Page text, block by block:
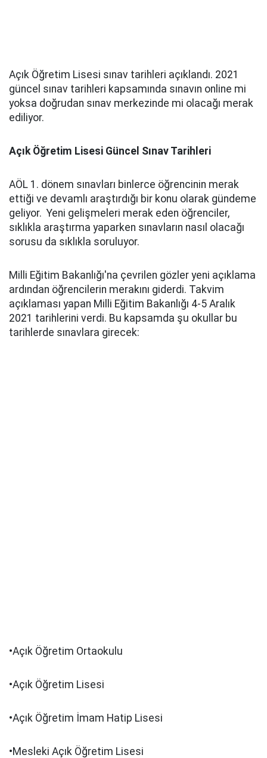
Açık Öğretim Lisesi sınav tarihleri açıklandı. 2021
güncel sınav tarihleri kapsamında sınavın online mi
yoksa doğrudan sınav merkezinde mi olacağı merak
ediliyor.
Açık Öğretim Lisesi Güncel Sınav Tarihleri
AÖL 1. dönem sınavları binlerce öğrencinin merak
ettiği ve devamlı araştırdığı bir konu olarak gündeme
geliyor. Yeni gelişmeleri merak eden öğrenciler,
sıklıkla araştırma yaparken sınavların nasıl olacağı
sorusu da sıklıkla soruluyor.
Milli Eğitim Bakanlığı'na çevrilen gözler yeni açıklama
ardından öğrencilerin merakını giderdi. Takvim
açıklaması yapan Milli Eğitim Bakanlığı 4-5 Aralık
2021 tarihlerini verdi. Bu kapsamda şu okullar bu
tarihlerde sınavlara girecek:
•Açık Öğretim Ortaokulu
•Açık Öğretim Lisesi
•Açık Öğretim İmam Hatip Lisesi
•Mesleki Açık Öğretim Lisesi